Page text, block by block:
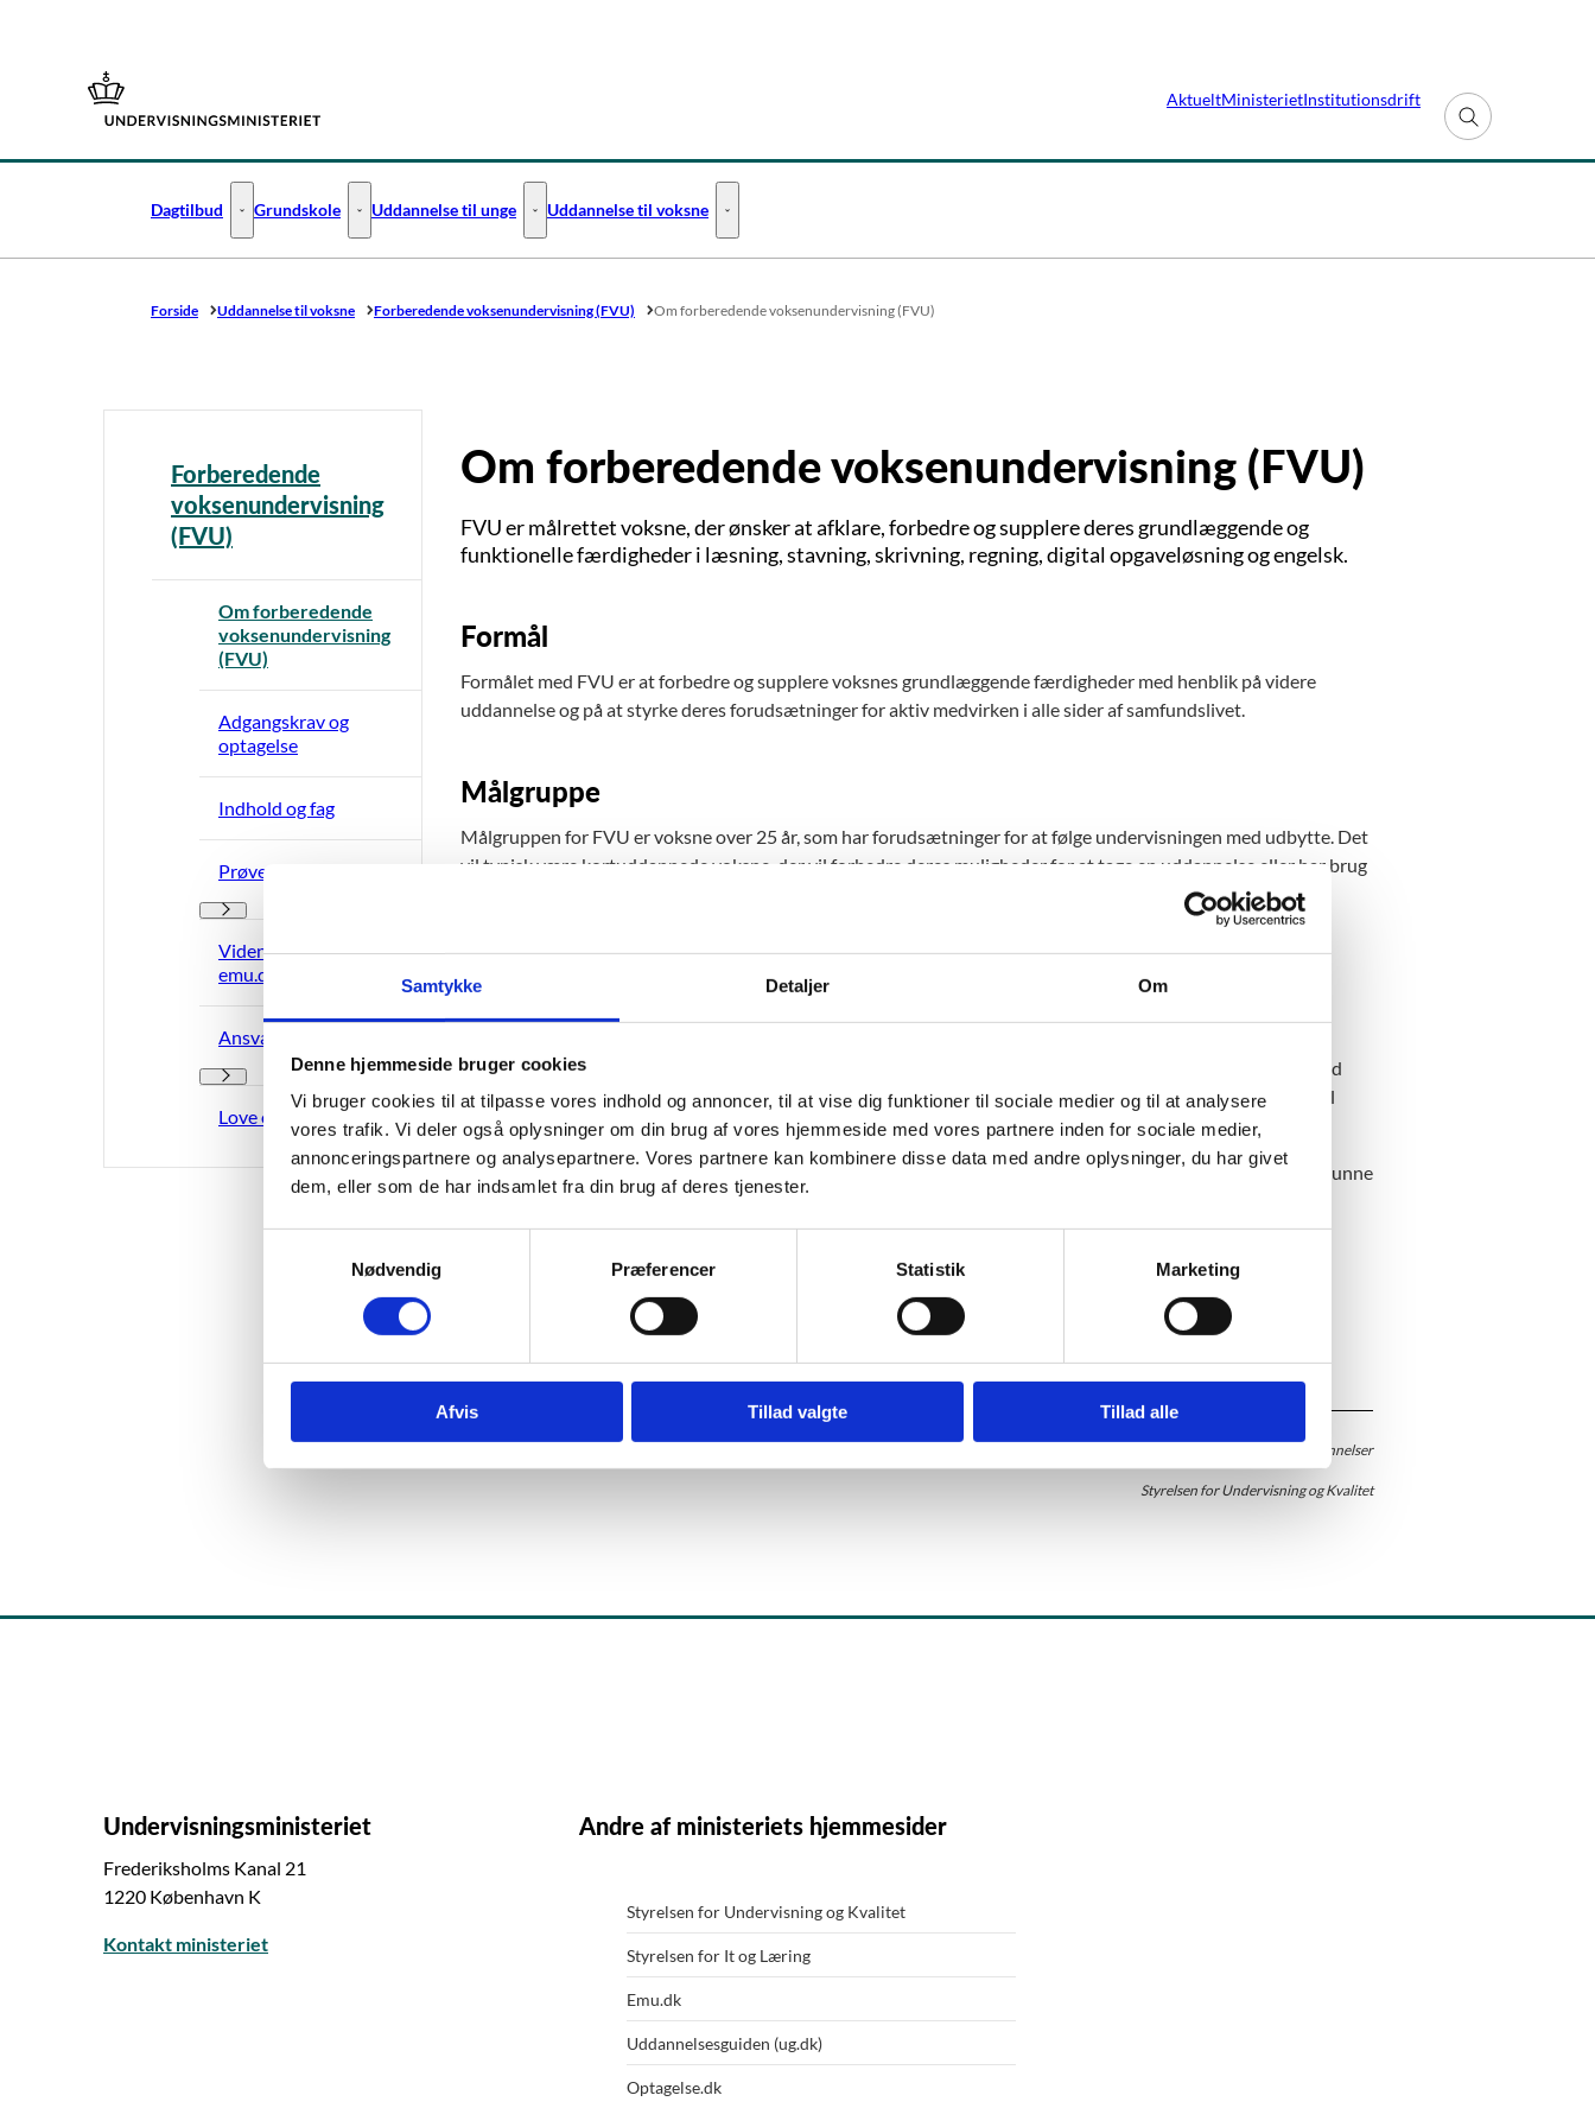
Samtykke Detaljer Om
Denne hjemmeside bruger cookies
Vi bruger cookies til at tilpasse vores indhold og annoncer, til at vise dig funktioner til sociale medier og til at analysere
vores trafik. Vi deler også oplysninger om din brug af vores hjemmeside med vores partnere inden for sociale medier,
annonceringspartnere og analysepartnere. Vores partnere kan kombinere disse data med andre oplysninger, du har givet
dem, eller som de har indsamlet fra din brug af deres tjenester.
v
Nødvendig Præferencer Statistik Marketing
Afvis Tillad valgte Tillad alle
Gå til forsiden
AktueltMinisterietInstitutionsdrift
Fold søgefelt ud
Dagtilbud Dagtilbud - Flere links
Grundskole Grundskole - Flere links
Uddannelse til unge Uddannelse til unge - Flere links
Uddannelse til voksne Uddannelse til voksne - Flere links
Forside Uddannelse til voksne Forberedende voksenundervisning (FVU) Om forberedende voksenundervisning (FVU)
Forberedende
voksenundervisning
(FVU)
Om forberedende
voksenundervisning
(FVU)
Adgangskrav og
optagelse
Indhold og fag
Prøver og eksamen
Prøver og eksamen - Flere links
Viden om FVU på
emu.dk
Ansvar og aktører
Ansvar og aktører - Flere links
Love og regler
Om forberedende voksenundervisning (FVU)
FVU er målrettet voksne, der ønsker at afklare, forbedre og supplere deres grundlæggende og
funktionelle færdigheder i læsning, stavning, skrivning, regning, digital opgaveløsning og engelsk.
Formål
Formålet med FVU er at forbedre og supplere voksnes grundlæggende færdigheder med henblik på videre
uddannelse og på at styrke deres forudsætninger for aktiv medvirken i alle sider af samfundslivet.
Målgruppe
Målgruppen for FVU er voksne over 25 år, som har forudsætninger for at følge undervisningen med udbytte. Det
vil typisk være kortuddannede voksne, der vil forbedre deres muligheder for at tage en uddannelse eller har brug
for færdigheder, de kan bruge på jobbet eller i hverdagslivet. FVU-start er målrettet tosprogede voksne.
Indhold
FVU består af 5 forskellige tilbud, FVU-start, FVU-dansk, FVU-matematik, FVU-digital og FVU-engelsk. Med
undtagelsen af FVU-start er fagene trindelt, og de øverste trin tilsigter at føre de konkrete færdigheder op til
folkeskolens 9. klasse. Undervisningens enkelte trin kan afsluttes med standpunktsbedømmelse eller prøve.
FVU-start er et tilbud til voksne med dansk som andetsprog, der vil styrke deres færdigheder i dansk for at kunne
deltage i FVU-matematik eller FVU-dansk.
Kontor for Forberedende Uddannelser og Efteruddannelser
Styrelsen for Undervisning og Kvalitet
Undervisningsministeriet
Frederiksholms Kanal 21
1220 København K
Kontakt ministeriet
Andre af ministeriets hjemmesider
Styrelsen for Undervisning og Kvalitet
Styrelsen for It og Læring
Emu.dk
Uddannelsesguiden (ug.dk)
Optagelse.dk